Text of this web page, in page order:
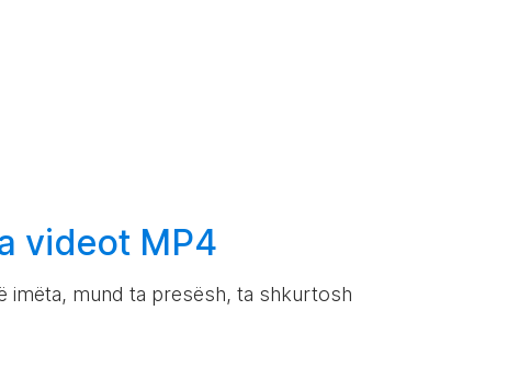
videot MP4
imëta, mund ta presësh, ta shkurtosh